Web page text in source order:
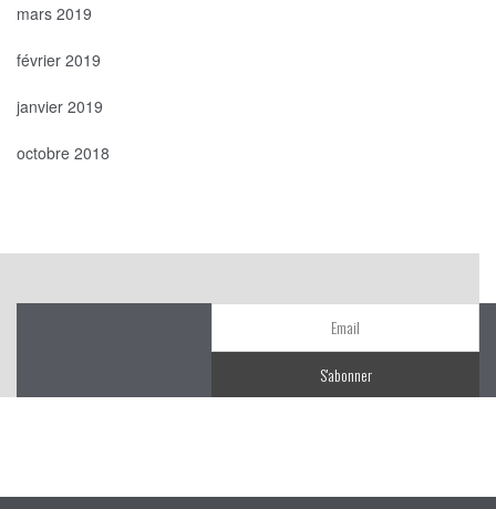
mars 2019
février 2019
janvier 2019
octobre 2018